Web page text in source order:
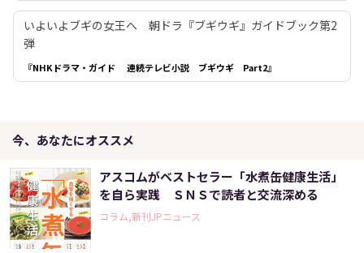
いよいよブギの女王へ 朝ドラ『ブギウギ』ガイドブック第2
弾
『NHKドラマ・ガイド 連続テレビ小説 ブギウギ Part2』
今、あなたにオススメ
アスコムがベストセラー「水煮缶健康生活」
を自ら実践 ＳＮＳで読者と交流深める
コラム,新刊JPニュース